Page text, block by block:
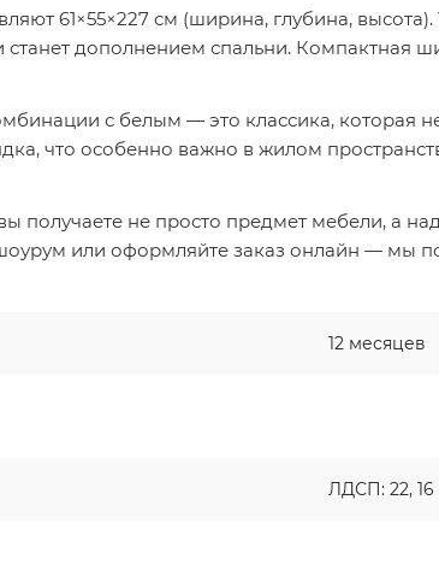
61×55×227 см (ширина, глубина,
станет дополнением спальни.
с белым — это классика, которая
что особенно важно в жилом
получаете не просто предмет мебели, а
или оформляйте заказ онлайн — мы
12 месяцев
ЛДСП: 22,